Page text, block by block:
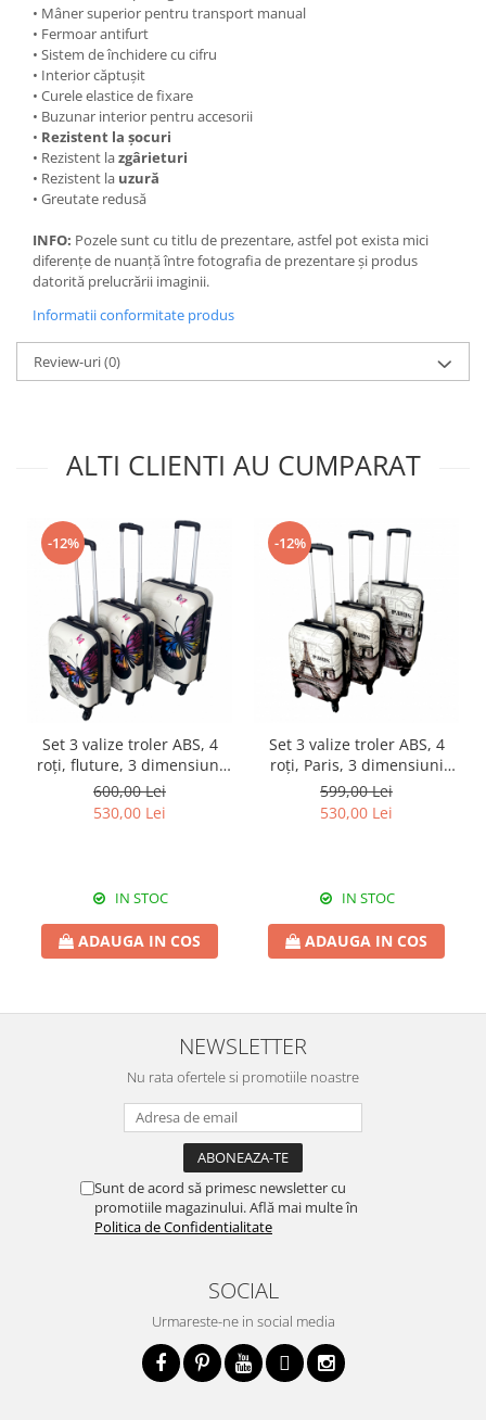
• Mâner superior pentru transport manual
• Fermoar antifurt
• Sistem de închidere cu cifru
• Interior căptușit
• Curele elastice de fixare
• Buzunar interior pentru accesorii
• Rezistent la șocuri
• Rezistent lazgârieturi
• Rezistent la uzură
• Greutate redusă
INFO: Pozele sunt cu titlu de prezentare, astfel pot exista mici
diferențe de nuanță între fotografia de prezentare și produs
datorită prelucrării imaginii.
Informatii conformitate produs
Review-uri(0)
ALTI CLIENTI AU CUMPARAT
-12%
Set 3 valize troler ABS, 4
roți, fluture, 3 dimensiuni
S+M+L
600,00 Lei
530,00 Lei
IN STOC
ADAUGA IN COS
-12%
Set 3 valize troler ABS, 4
roți, Paris, 3 dimensiuni
S+M+L
599,00 Lei
530,00 Lei
IN STOC
ADAUGA IN COS
NEWSLETTER
Nu rata ofertele si promotiile noastre
Sunt de acord să primesc newsletter cu
promotiile magazinului. Află mai multe în
Politica de Confidentialitate
SOCIAL
Urmareste-ne in social media